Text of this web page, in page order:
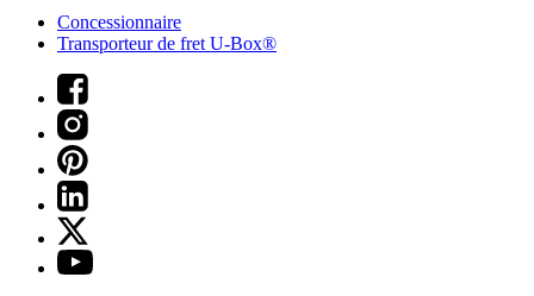
Concessionnaire
Transporteur de fret U-Box®